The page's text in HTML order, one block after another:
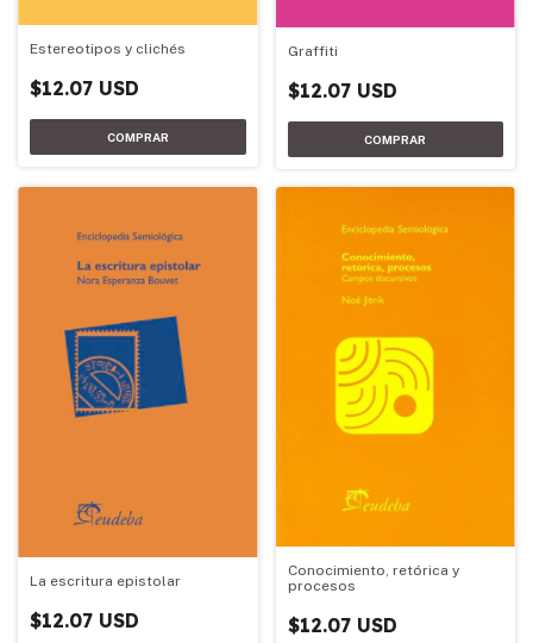
Estereotipos y clichés
$12.07 USD
Graffiti
$12.07 USD
La escritura epistolar
$12.07 USD
Conocimiento, retórica y
procesos
$12.07 USD